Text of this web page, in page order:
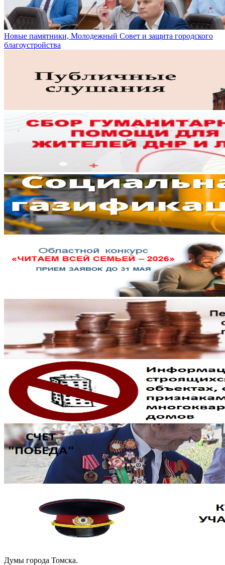
Новые памятники, Молодежный Совет и защита городского
благоустройства
Думы города Томска.